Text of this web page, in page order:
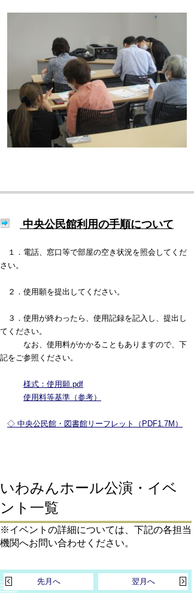
中央公民館利用の手順について
１．電話、窓口等で部屋の空き状況を照会してくだ
さい。
２．使用願を提出してください。
３．使用が終わったら、使用記録を記入し、提出し
てください。
なお、使用料がかかることもありますので、下
記をご参照ください。
様式：使用願.pdf
使用料等基準（参考）
◇ 中央公民館・図書館リーフレット（PDF1.7M）
いわみんホール公演・イベ
ント一覧
※イベントの詳細については、下記の各担当
機関へお問い合わせください。
翌月へ
先月へ